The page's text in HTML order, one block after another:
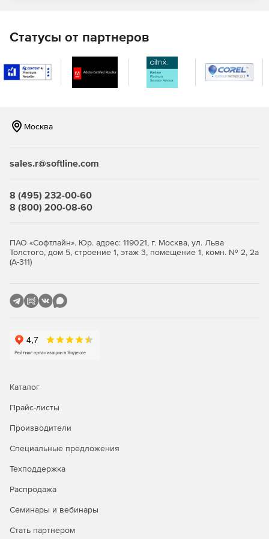
Образ виртуальной машины (программный продукт) на 5,
10, 15, 20, 25, 30, 40, 50, 60, 70, 80, 90, 100, 125, 150, 200,
250, 300, 350, 400, 500 и более 500 лицензий.
сетевой экран (Packet Filter) защищает шлюз и
интернет на пользователей, обеспечивает доступ к
система обнаружения и предотвращения вторжений
(IDS/IPS) распознает источники атак и атакуемые
популярным IP-адресам. Веб-прокси: Domains (по
посещенным доменам), URLs (по посещенным URL),
генерировавшим запросы на прокси). Утилиты
RRDtool: отчет по состоянию интернет-канала, по
трассировщика соединений сетевого экрана.
Мониторинг загрузки сетевых интерфейсов в
Системный журнал и syslog-ng);
управление пропускной способностью интернет-
пользователя, резервирование выделенной полосы
интернет-канала поровну между пользователями
Статусы от партнеров
Москва
sales.r@softline.com
8 (495) 232-00-60
8 (800) 200-08-60
ПАО «Софтлайн». Юр. адрес: 119021, г. Москва, ул. Льва
Толстого, дом 5, строение 1, этаж 3, помещение 1, комн. № 2, 2а
(А-311)
Каталог
Прайс-листы
Производители
Специальные предложения
Техподдержка
Распродажа
Семинары и вебинары
Стать партнером